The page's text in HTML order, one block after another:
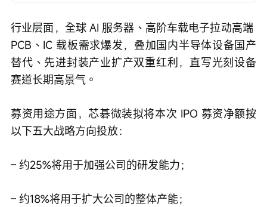
行业层面，全球 AI 服务器、高阶车载电子拉动高端
PCB、IC 载板需求爆发，叠加国内半导体设备国产
替代、先进封装产业扩产双重红利，直写光刻设备
赛道长期高景气。
募资用途方面，芯碁微装拟将本次 IPO 募资净额按
以下五大战略方向投放：
– 约25%将用于加强公司的研发能力；
– 约18%将用于扩大公司的整体产能；